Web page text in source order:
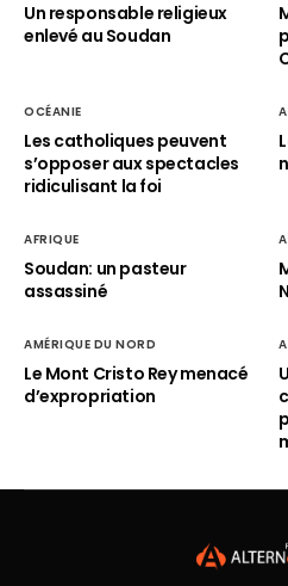
Un responsable religieux
enlevé au Soudan
OCÉANIE
Les catholiques peuvent
s’opposer aux spectacles
ridiculisant la foi
AFRIQUE
Soudan: un pasteur
assassiné
AMÉRIQUE DU NORD
Le Mont Cristo Rey menacé
d’expropriation